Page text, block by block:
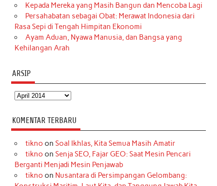
Kepada Mereka yang Masih Bangun dan Mencoba Lagi
Persahabatan sebagai Obat: Merawat Indonesia dari
Rasa Sepi di Tengah Himpitan Ekonomi
Ayam Aduan, Nyawa Manusia, dan Bangsa yang
Kehilangan Arah
ARSIP
Arsip
KOMENTAR TERBARU
tikno on Soal Ikhlas, Kita Semua Masih Amatir
tikno on Senja SEO, Fajar GEO: Saat Mesin Pencari
Berganti Menjadi Mesin Penjawab
tikno on Nusantara di Persimpangan Gelombang: